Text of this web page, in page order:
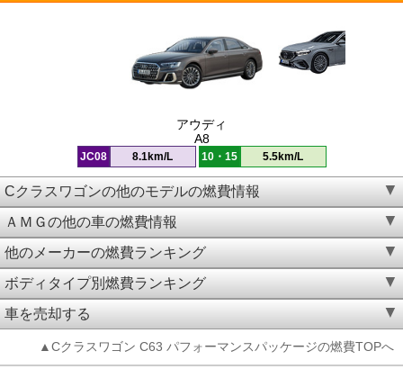
アウディ
A8
JC08 8.1km/L 10・15 5.5km/L
Cクラスワゴンの他のモデルの燃費情報
ＡＭＧの他の車の燃費情報
他のメーカーの燃費ランキング
ボディタイプ別燃費ランキング
車を売却する
▲Cクラスワゴン C63 パフォーマンスパッケージの燃費TOPへ